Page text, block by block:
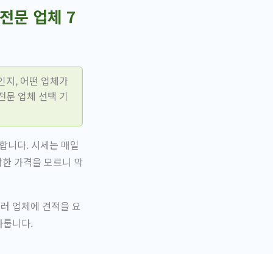
문 업체 7
지, 어떤 업체가
문 업체 선택 기
니다. 시세는 매일
가격을 모르니 막
업체에 견적을 요
룹니다.